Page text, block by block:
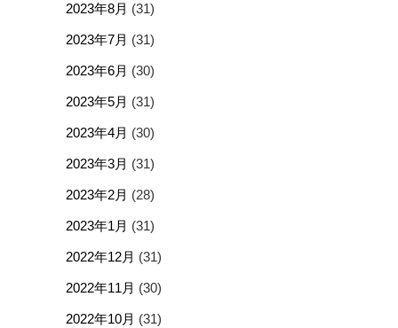
2023年8月 (31)
2023年7月 (31)
2023年6月 (30)
2023年5月 (31)
2023年4月 (30)
2023年3月 (31)
2023年2月 (28)
2023年1月 (31)
2022年12月 (31)
2022年11月 (30)
2022年10月 (31)